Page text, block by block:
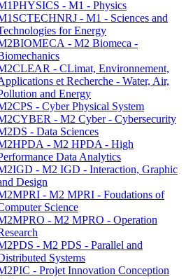
- M1 - Physics
- M1 - Sciences and
for Energy
- M2 Biomeca -
- CLimat, Environnement,
et Recherche - Water, Air,
and Energy
- Cyber Physical System
- M2 Cyber - Cybersecurity
- Data Sciences
- M2 HPDA - High
Data Analytics
- M2 IGD - Interaction, Graphic
Design
- M2 MPRI - Foudations of
Science
- M2 MPRO - Operation
- M2 PDS - Parallel and
Systems
- Projet Innovation Conception